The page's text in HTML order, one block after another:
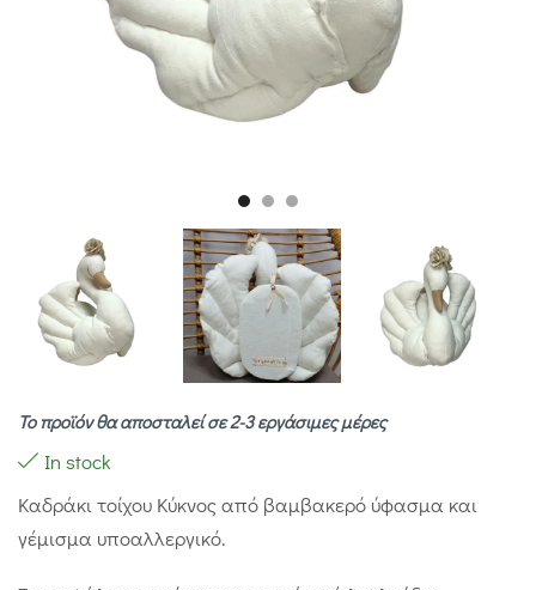
Το προϊόν θα αποσταλεί σε 2-3 εργάσιμες μέρες
In stock
Καδράκι τοίχου Κύκνος από βαμβακερό ύφασμα και
γέμισμα υποαλλεργικό.